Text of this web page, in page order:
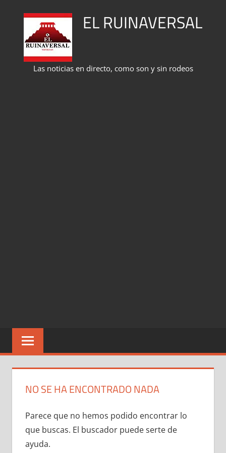
contenido
EL RUINAVERSAL
Las noticias en directo, como son y sin rodeos
NO SE HA ENCONTRADO NADA
Parece que no hemos podido encontrar lo
que buscas. El buscador puede serte de
ayuda.